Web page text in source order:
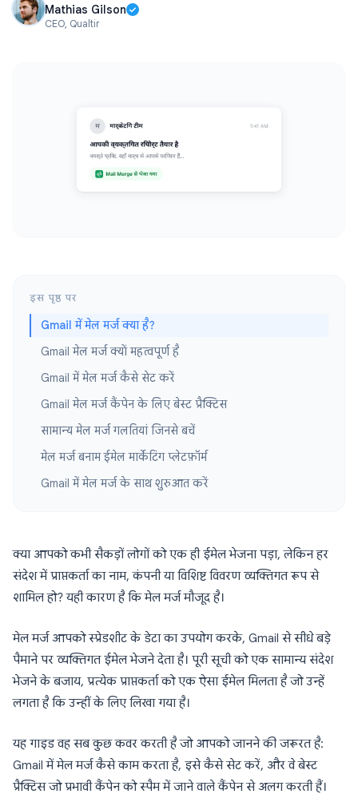
Mathias Gilson
CEO, Qualtir
इस पृष्ठ पर
Gmail में मेल मर्ज क्या है?
Gmail मेल मर्ज क्यों महत्वपूर्ण है
Gmail में मेल मर्ज कैसे सेट करें
Gmail मेल मर्ज कैंपेन के लिए बेस्ट प्रैक्टिस
सामान्य मेल मर्ज गलतियां जिनसे बचें
मेल मर्ज बनाम ईमेल मार्केटिंग प्लेटफ़ॉर्म
Gmail में मेल मर्ज के साथ शुरुआत करें
क्या आपको कभी सैकड़ों लोगों को एक ही ईमेल भेजना पड़ा, लेकिन हर
संदेश में प्राप्तकर्ता का नाम, कंपनी या विशिष्ट विवरण व्यक्तिगत रूप से
शामिल हो? यही कारण है कि मेल मर्ज मौजूद है।
मेल मर्ज आपको स्प्रेडशीट के डेटा का उपयोग करके, Gmail से सीधे बड़े
पैमाने पर व्यक्तिगत ईमेल भेजने देता है। पूरी सूची को एक सामान्य संदेश
भेजने के बजाय, प्रत्येक प्राप्तकर्ता को एक ऐसा ईमेल मिलता है जो उन्हें
लगता है कि उन्हीं के लिए लिखा गया है।
यह गाइड वह सब कुछ कवर करती है जो आपको जानने की जरूरत है:
Gmail में मेल मर्ज कैसे काम करता है, इसे कैसे सेट करें, और वे बेस्ट
प्रैक्टिस जो प्रभावी कैंपेन को स्पैम में जाने वाले कैंपेन से अलग करती हैं।